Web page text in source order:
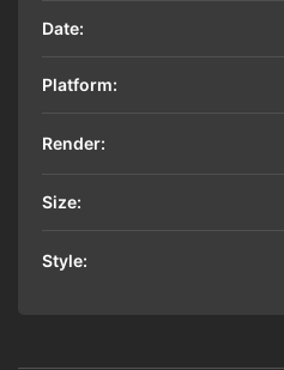
Date:
Platform:
Render:
Size:
Style: